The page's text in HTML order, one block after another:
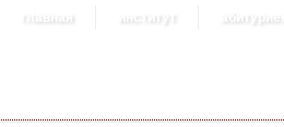
главная институт